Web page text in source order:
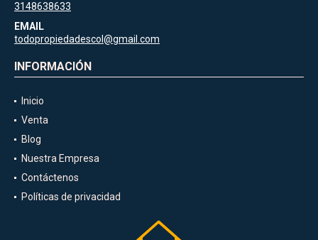
3148638633
EMAIL
todopropiedadescol@gmail.com
INFORMACIÓN
Inicio
Venta
Blog
Nuestra Empresa
Contáctenos
Políticas de privacidad